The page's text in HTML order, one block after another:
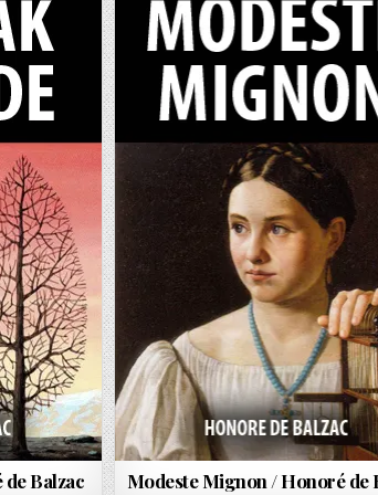
PEŞINDE
HONORÉ
DE
BALZAC
Balzac
/
HONORÉ
DE
BALZAC
IÇIN
Modeste Mignon / Honoré de